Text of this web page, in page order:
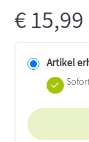
€15,99
Artikel